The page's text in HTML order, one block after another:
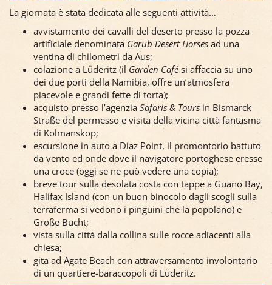
La giornata è stata dedicata alle seguenti attività…
avvistamento dei cavalli del deserto presso la pozza
artificiale denominata Garub Desert Horses ad una
ventina di chilometri da Aus;
colazione a Lüderitz (il Garden Café si affaccia su uno
dei due porti della Namibia, offre un’atmosfera
piacevole e grandi fette di torta);
acquisto presso l’agenzia Safaris & Tours in Bismarck
Straße del permesso e visita della vicina città fantasma
di Kolmanskop;
escursione in auto a Diaz Point, il promontorio battuto
da vento ed onde dove il navigatore portoghese eresse
una croce (oggi se ne può vedere una copia);
breve tour sulla desolata costa con tappe a Guano Bay,
Halifax Island (con un buon binocolo dagli scogli sulla
terraferma si vedono i pinguini che la popolano) e
Große Bucht;
vista sulla città dalla collina sulle rocce adiacenti alla
chiesa;
gita ad Agate Beach con attraversamento involontario
di un quartiere-baraccopoli di Lüderitz.